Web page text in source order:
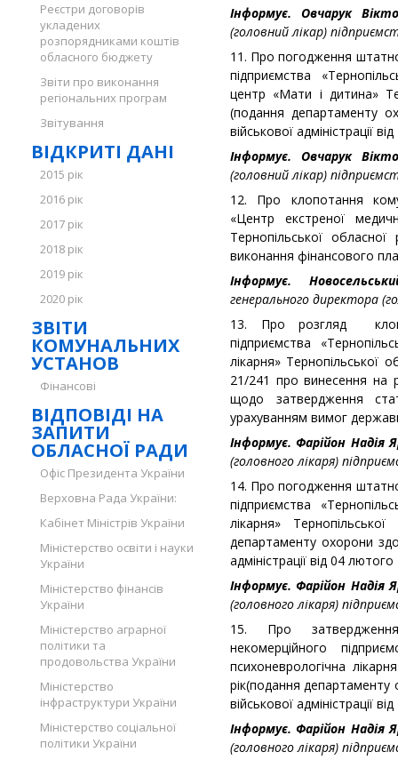
Реєстри договорів
укладених
розпорядниками коштів
обласного бюджету
Звіти про виконання
регіональних програм
Звітування
ВІДКРИТІ ДАНІ
2015 рік
2016 рік
2017 рік
2018 рік
2019 рік
2020 рік
ЗВІТИ
КОМУНАЛЬНИХ
УСТАНОВ
Фінансові
ВІДПОВІДІ НА
ЗАПИТИ
ОБЛАСНОЇ РАДИ
Офіс Президента України
Верховна Рада України:
Кабінет Міністрів України
Міністерство освіти і науки
України
Міністерство фінансів
України
Міністерство аграрної
політики та
продовольства України
Міністерство
інфраструктури України
Міністерство соціальної
політики України
Інформує. Овчарук
(головний лікар)
11. Про погодження
підприємства
центр «Мати і дитина»
(подання департаменту
військової адміністрації
Інформує. Овчарук
(головний лікар)
12. Про клопотання
«Центр екстреної
Тернопільської
виконання фінансового
Інформує.
генерального директора
13. Про розгляд
підприємства
лікарня» Тернопільської
21/241 про винесення на
щодо затвердження
урахуванням вимог
Інформує. Фарійон Надія
(головного лікаря)
14. Про погодження
підприємства
лікарня»
департаменту охорони
адміністрації від 04
Інформує. Фарійон Надія
(головного лікаря)
15. Про
некомерційного
психоневрологічна
рік(подання департаменту
військової адміністрації
Інформує. Фарійон Надія
(головного лікаря)